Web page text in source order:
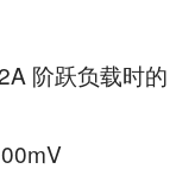
阶跃负载时的